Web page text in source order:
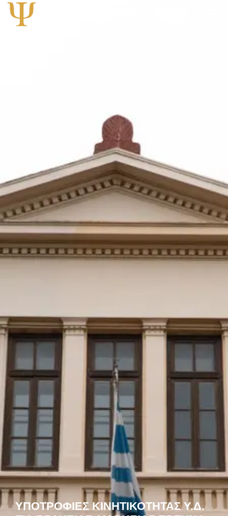
ΥΠΟΤΡΟΦΙΕΣ ΚΙΝΗΤΙΚΟΤΗΤΑΣ Υ.Δ.